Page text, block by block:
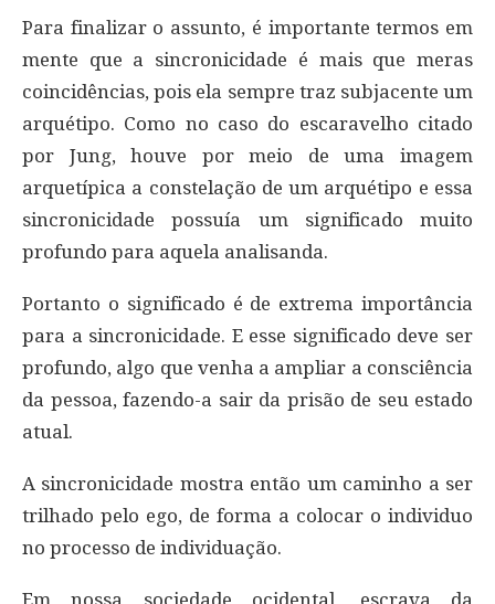
Para finalizar o assunto, é importante termos em
mente que a sincronicidade é mais que meras
coincidências, pois ela sempre traz subjacente um
arquétipo. Como no caso do escaravelho citado
por Jung, houve por meio de uma imagem
arquetípica a constelação de um arquétipo e essa
sincronicidade possuía um significado muito
profundo para aquela analisanda.
Portanto o significado é de extrema importância
para a sincronicidade. E esse significado deve ser
profundo, algo que venha a ampliar a consciência
da pessoa, fazendo-a sair da prisão de seu estado
atual.
A sincronicidade mostra então um caminho a ser
trilhado pelo ego, de forma a colocar o individuo
no processo de individuação.
Em nossa sociedade ocidental, escrava da